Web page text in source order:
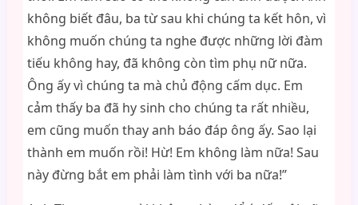
không biết đâu, ba từ sau khi chúng ta kết hôn, vì
không muốn chúng ta nghe được những lời đàm
tiếu không hay, đã không còn tìm phụ nữ nữa.
Ông ấy vì chúng ta mà chủ động cấm dục. Em
cảm thấy ba đã hy sinh cho chúng ta rất nhiều,
em cũng muốn thay anh báo đáp ông ấy. Sao lại
thành em muốn rồi! Hừ! Em không làm nữa! Sau
này đừng bắt em phải làm tình với ba nữa!”